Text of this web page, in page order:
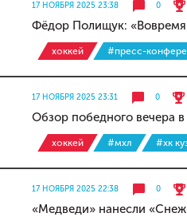
17 НОЯБРЯ 2025 23:38 0
Фёдор Полищук: «Вовремя
хоккей #пресс-
17 НОЯБРЯ 2025 23:31 0
Обзор победного вечера в
хоккей #мхл #хк
17 НОЯБРЯ 2025 22:38 0
«Медведи» нанесли